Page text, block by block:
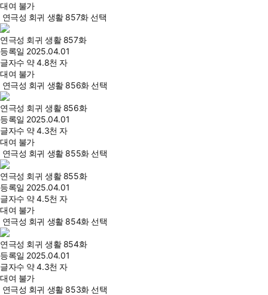
대여 불가
연극성 회귀 생활 857화 선택
연극성 회귀 생활 857화
등록일 2025.04.01
글자수 약 4.8천 자
대여 불가
연극성 회귀 생활 856화 선택
연극성 회귀 생활 856화
등록일 2025.04.01
글자수 약 4.3천 자
대여 불가
연극성 회귀 생활 855화 선택
연극성 회귀 생활 855화
등록일 2025.04.01
글자수 약 4.5천 자
대여 불가
연극성 회귀 생활 854화 선택
연극성 회귀 생활 854화
등록일 2025.04.01
글자수 약 4.3천 자
대여 불가
연극성 회귀 생활 853화 선택